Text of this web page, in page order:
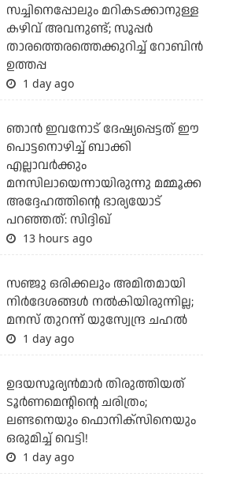
സച്ചിനെപ്പോലും മറികടക്കാനുള്ള
കഴിവ് അവനുണ്ട്; സൂപ്പര്‍
താരത്തെരത്തെക്കുറിച്ച് റോബിന്‍
ഉത്തപ്പ
1 day ago
ഞാന്‍ ഇവനോട് ദേഷ്യപ്പെട്ടത് ഈ
പൊട്ടനൊഴിച്ച് ബാക്കി
എല്ലാവര്‍ക്കും
മനസിലായെന്നായിരുന്നു മമ്മൂക്ക
അദ്ദേഹത്തിന്റെ ഭാര്യയോട്
പറഞ്ഞത്: സിദ്ദിഖ്
13 hours ago
സഞ്ജു ഒരിക്കലും അമിതമായി
നിര്‍ദേശങ്ങള്‍ നല്‍കിയിരുന്നില്ല;
മനസ് തുറന്ന് യുസ്വേന്ദ്ര ചഹല്‍
1 day ago
ഉദയസൂര്യന്‍മാര്‍ തിരുത്തിയത്
ടൂര്‍ണമെന്റിന്റെ ചരിത്രം;
ലണ്ടനെയും ഫൊനിക്‌സിനെയും
ഒരുമിച്ച് വെട്ടി!
1 day ago